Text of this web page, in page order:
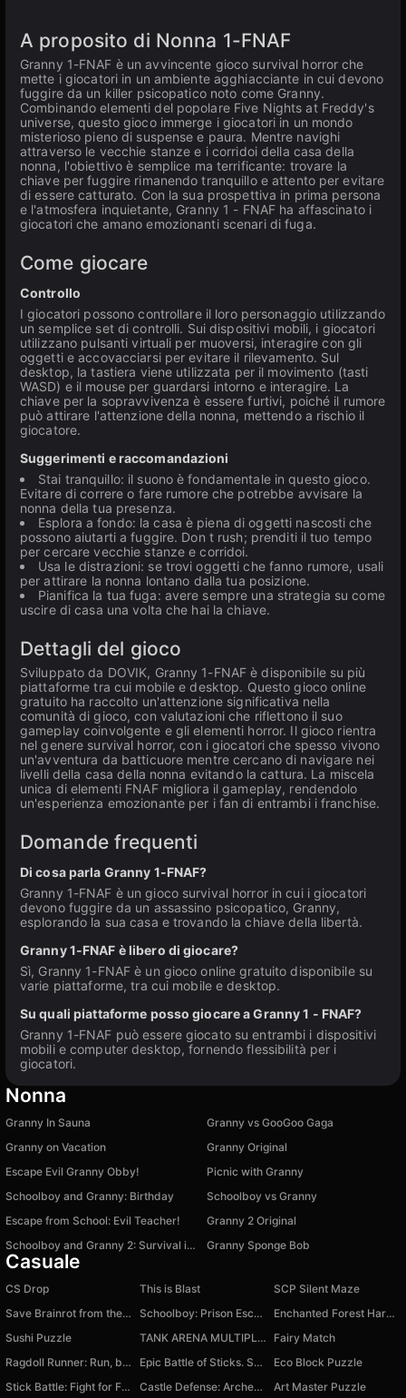
A proposito di Nonna 1-FNAF
Granny 1-FNAF è un avvincente gioco survival horror che
mette i giocatori in un ambiente agghiacciante in cui devono
fuggire da un killer psicopatico noto come Granny.
Combinando elementi del popolare Five Nights at Freddy's
universe, questo gioco immerge i giocatori in un mondo
misterioso pieno di suspense e paura. Mentre navighi
attraverso le vecchie stanze e i corridoi della casa della
nonna, l'obiettivo è semplice ma terrificante: trovare la
chiave per fuggire rimanendo tranquillo e attento per evitare
di essere catturato. Con la sua prospettiva in prima persona
e l'atmosfera inquietante, Granny 1 - FNAF ha affascinato i
giocatori che amano emozionanti scenari di fuga.
Come giocare
Controllo
I giocatori possono controllare il loro personaggio utilizzando
un semplice set di controlli. Sui dispositivi mobili, i giocatori
utilizzano pulsanti virtuali per muoversi, interagire con gli
oggetti e accovacciarsi per evitare il rilevamento. Sul
desktop, la tastiera viene utilizzata per il movimento (tasti
WASD) e il mouse per guardarsi intorno e interagire. La
chiave per la sopravvivenza è essere furtivi, poiché il rumore
può attirare l'attenzione della nonna, mettendo a rischio il
giocatore.
Suggerimenti e raccomandazioni
Stai tranquillo: il suono è fondamentale in questo gioco.
Evitare di correre o fare rumore che potrebbe avvisare la
nonna della tua presenza.
Esplora a fondo: la casa è piena di oggetti nascosti che
possono aiutarti a fuggire. Don t rush; prenditi il tuo tempo
per cercare vecchie stanze e corridoi.
Usa le distrazioni: se trovi oggetti che fanno rumore, usali
per attirare la nonna lontano dalla tua posizione.
Pianifica la tua fuga: avere sempre una strategia su come
uscire di casa una volta che hai la chiave.
Dettagli del gioco
Sviluppato da DOVIK, Granny 1-FNAF è disponibile su più
piattaforme tra cui mobile e desktop. Questo gioco online
gratuito ha raccolto un'attenzione significativa nella
comunità di gioco, con valutazioni che riflettono il suo
gameplay coinvolgente e gli elementi horror. Il gioco rientra
nel genere survival horror, con i giocatori che spesso vivono
un'avventura da batticuore mentre cercano di navigare nei
livelli della casa della nonna evitando la cattura. La miscela
unica di elementi FNAF migliora il gameplay, rendendolo
un'esperienza emozionante per i fan di entrambi i franchise.
Domande frequenti
Di cosa parla Granny 1-FNAF?
Granny 1-FNAF è un gioco survival horror in cui i giocatori
devono fuggire da un assassino psicopatico, Granny,
esplorando la sua casa e trovando la chiave della libertà.
Granny 1-FNAF è libero di giocare?
Sì, Granny 1-FNAF è un gioco online gratuito disponibile su
varie piattaforme, tra cui mobile e desktop.
Su quali piattaforme posso giocare a Granny 1 - FNAF?
Granny 1-FNAF può essere giocato su entrambi i dispositivi
mobili e computer desktop, fornendo flessibilità per i
giocatori.
Nonna
Granny In Sauna
Granny vs GooGoo Gaga
Granny on Vacation
Granny Original
Escape Evil Granny Obby!
Picnic with Granny
Schoolboy and Granny: Birthday
Schoolboy vs Granny
Escape from School: Evil Teacher!
Granny 2 Original
Schoolboy and Granny 2: Survival in the Forest
Granny Sponge Bob
Casuale
CS Drop This is Blast
SCP Silent Maze
Save Brainrot from the Fire Rescuer Obby +1 Tycoon
Schoolboy: Prison Escape
Enchanted Forest Harvest
Sushi Puzzle
TANK ARENA MULTIPLAYER
Fairy Match
Ragdoll Runner: Run, but Don't Break!
Epic Battle of Sticks. Shadow Warriors
Eco Block Puzzle
Stick Battle: Fight for Freedom
Castle Defense: Archer Evolution Art Master Puzzle